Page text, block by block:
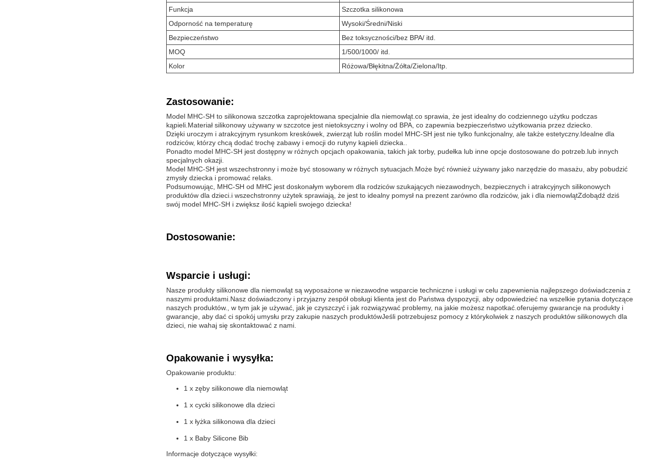
Funkcja
Szczotka silikonowa
Odporność na temperaturę
Wysoki/Średni/Niski
Bezpieczeństwo
Bez toksyczności/bez BPA/ itd.
MOQ
1/500/1000/ itd.
Kolor
Różowa/Błękitna/Żółta/Zielona/Itp.
Zastosowanie:
Model MHC-SH to silikonowa szczotka zaprojektowana specjalnie dla niemowląt.co sprawia, że jest idealny do codziennego użytku podczas
kąpieli.Materiał silikonowy używany w szczotce jest nietoksyczny i wolny od BPA, co zapewnia bezpieczeństwo użytkowania przez dziecko.
Dzięki uroczym i atrakcyjnym rysunkom kreskówek, zwierząt lub roślin model MHC-SH jest nie tylko funkcjonalny, ale także estetyczny.Idealne dla
rodziców, którzy chcą dodać trochę zabawy i emocji do rutyny kąpieli dziecka..
Ponadto model MHC-SH jest dostępny w różnych opcjach opakowania, takich jak torby, pudełka lub inne opcje dostosowane do potrzeb.lub innych
specjalnych okazji.
Model MHC-SH jest wszechstronny i może być stosowany w różnych sytuacjach.Może być również używany jako narzędzie do masażu, aby pobudzić
zmysły dziecka i promować relaks.
Podsumowując, MHC-SH od MHC jest doskonałym wyborem dla rodziców szukających niezawodnych, bezpiecznych i atrakcyjnych silikonowych
produktów dla dzieci.i wszechstronny użytek sprawiają, że jest to idealny pomysł na prezent zarówno dla rodziców, jak i dla niemowlątZdobądź dziś
swój model MHC-SH i zwiększ ilość kąpieli swojego dziecka!
Dostosowanie:
Wsparcie i usługi:
Nasze produkty silikonowe dla niemowląt są wyposażone w niezawodne wsparcie techniczne i usługi w celu zapewnienia najlepszego doświadczenia z
naszymi produktami.Nasz doświadczony i przyjazny zespół obsługi klienta jest do Państwa dyspozycji, aby odpowiedzieć na wszelkie pytania dotyczące
naszych produktów., w tym jak je używać, jak je czyszczyć i jak rozwiązywać problemy, na jakie możesz napotkać.oferujemy gwarancje na produkty i
gwarancje, aby dać ci spokój umysłu przy zakupie naszych produktówJeśli potrzebujesz pomocy z którykolwiek z naszych produktów silikonowych dla
dzieci, nie wahaj się skontaktować z nami.
Opakowanie i wysyłka:
Opakowanie produktu:
1 x zęby silikonowe dla niemowląt
1 x cycki silikonowe dla dzieci
1 x łyżka silikonowa dla dzieci
1 x Baby Silicone Bib
Informacje dotyczące wysyłki: